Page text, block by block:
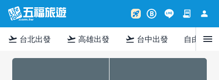
rocket_launch B contract person
flight_takeoff 台北出發 flight_takeoff 高雄出發 flight_takeoff 台中出發 自由行menu